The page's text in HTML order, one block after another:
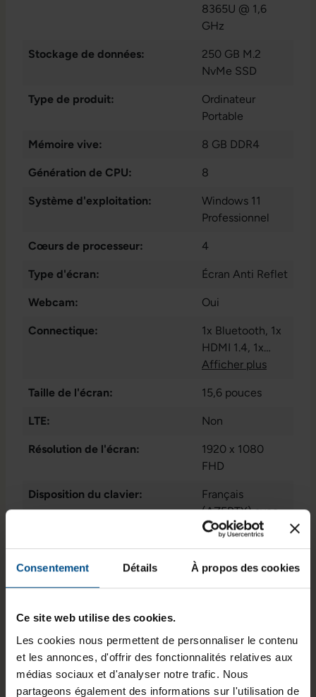
Consentement Détails À propos des cookies
Ce site web utilise des cookies.
Les cookies nous permettent de personnaliser le contenu
et les annonces, d'offrir des fonctionnalités relatives aux
médias sociaux et d'analyser notre trafic. Nous
partageons également des informations sur l'utilisation de
8365U @ 1,6
GHz
Stockage de données:
250 GB M.2
NvMe SSD
Type de produit:
Ordinateur
Portable
Mémoire vive: 8 GB DDR4
Génération de CPU: 8
Système d'exploitation:
Windows 11
Professionnel
Cœurs de processeur: 4
Type d'écran: Écran Anti Reflet
Webcam: Oui
Connectique: 1x Bluetooth, 1x
HDMI 1.4, 1x
LAN RJ-45, 1x
W-LAN, 1x audio
/ microphone -
2x USB 3.1 Gen 1
Type A
Docking Station
Afficher plus
Taille de l'écran: 15,6 pouces
LTE: Non
Résolution de l'écran:
1920 x 1080
FHD
Disposition du clavier:
Français
(AZERTY) avec
pavé numérique
Graphics 620
Programme de partenariat: Oui, Non
GTIN/EAN : 3701157148634